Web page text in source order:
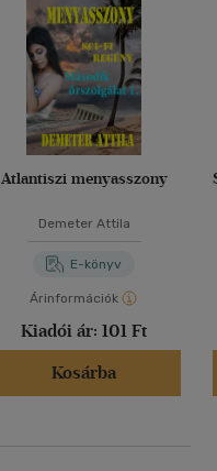
Atlantiszi menyasszony
Demeter Attila
E-könyv
Árinformációk
Kiadói ár: 101 Ft
Kosárba